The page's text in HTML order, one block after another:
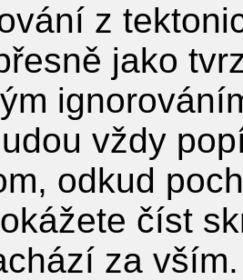
z
jako
vždy
odkud
číst
za